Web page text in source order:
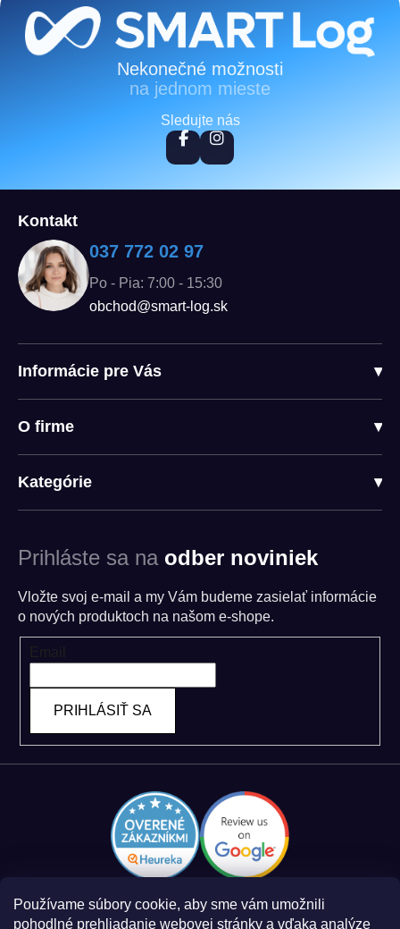
Používame súbory cookie, aby sme vám umožnili
pohodlné prehliadanie webovej stránky a vďaka analýze
Zápätie
Nekonečné možnosti
na jednom mieste
Sledujte nás
Kontakt
037 772 02 97
Po - Pia: 7:00 - 15:30
obchod@smart-log.sk
Informácie pre Vás ▾
O firme ▾
Kategórie ▾
Prihláste sa na odber noviniek
Vložte svoj e-mail a my Vám budeme zasielať informácie
o nových produktoch na našom e-shope.
PRIHLÁSIŤ SA